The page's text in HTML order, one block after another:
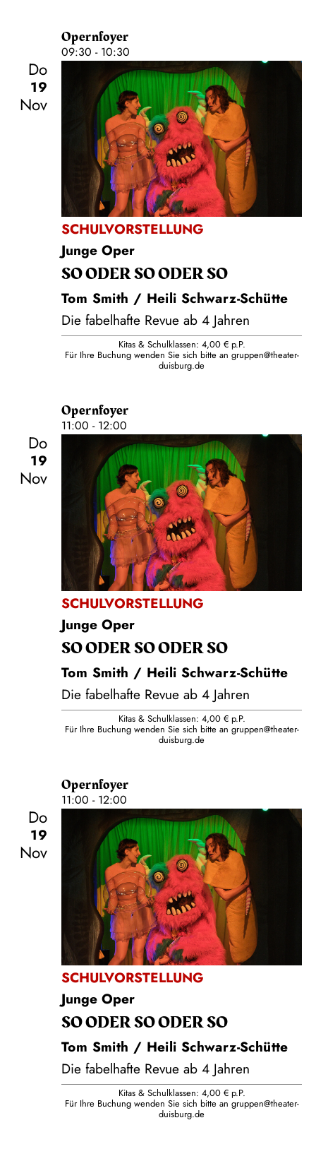
Opernfoyer
09:30 - 10:30
Do
19
Nov
SCHULVORSTELLUNG
Junge Oper
SO ODER SO ODER SO
Tom Smith / Heili Schwarz-Schütte
Die fabelhafte Revue ab 4 Jahren
Kitas & Schulklassen: 4,00 € p.P.
Für Ihre Buchung wenden Sie sich bitte an gruppen@theater-
duisburg.de
Opernfoyer
11:00 - 12:00
Do
19
Nov
SCHULVORSTELLUNG
Junge Oper
SO ODER SO ODER SO
Tom Smith / Heili Schwarz-Schütte
Die fabelhafte Revue ab 4 Jahren
Kitas & Schulklassen: 4,00 € p.P.
Für Ihre Buchung wenden Sie sich bitte an gruppen@theater-
duisburg.de
Opernfoyer
11:00 - 12:00
Do
19
Nov
SCHULVORSTELLUNG
Junge Oper
SO ODER SO ODER SO
Tom Smith / Heili Schwarz-Schütte
Die fabelhafte Revue ab 4 Jahren
Kitas & Schulklassen: 4,00 € p.P.
Für Ihre Buchung wenden Sie sich bitte an gruppen@theater-
duisburg.de